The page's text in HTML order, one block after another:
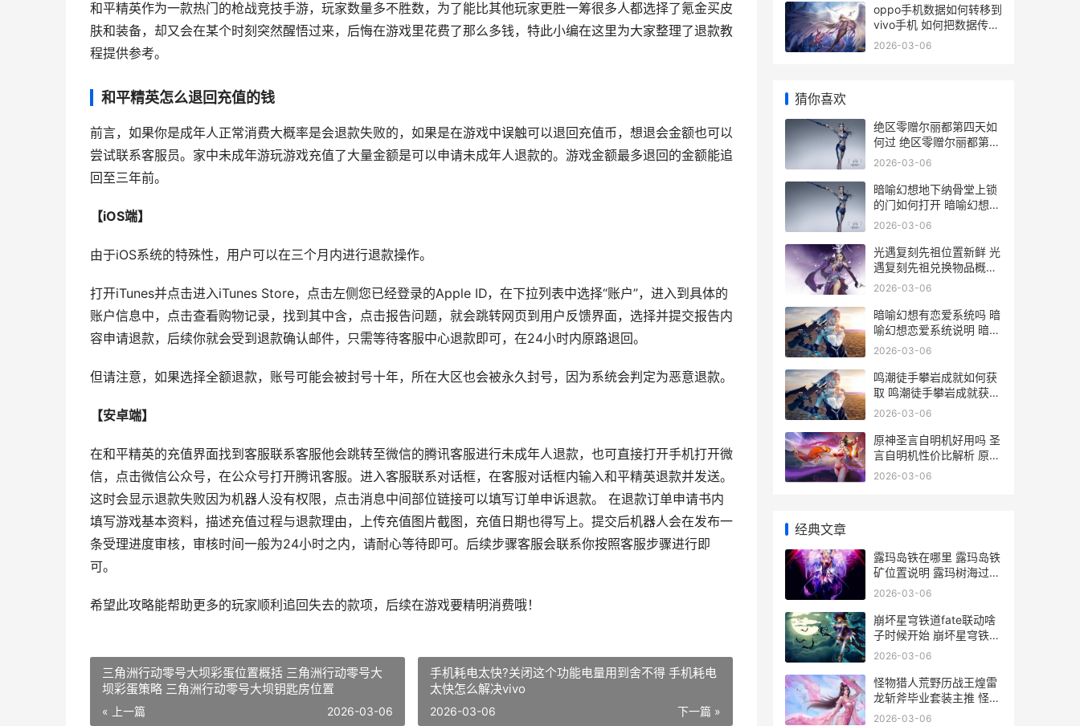
和平精英作为一款热门的枪战竞技手游，玩家数量多不胜数，为了能比其他玩家更胜一筹很多人都选择了氪金买皮
肤和装备，却又会在某个时刻突然醒悟过来，后悔在游戏里花费了那么多钱，特此小编在这里为大家整理了退款教
程提供参考。
和平精英怎么退回充值的钱
前言，如果你是成年人正常消费大概率是会退款失败的，如果是在游戏中误触可以退回充值币，想退会金额也可以
尝试联系客服员。家中未成年游玩游戏充值了大量金额是可以申请未成年人退款的。游戏金额最多退回的金额能追
回至三年前。
【iOS端】
由于iOS系统的特殊性，用户可以在三个月内进行退款操作。
打开iTunes并点击进入iTunes Store，点击左侧您已经登录的Apple ID，在下拉列表中选择“账户”，进入到具体的
账户信息中，点击查看购物记录，找到其中含，点击报告问题，就会跳转网页到用户反馈界面，选择并提交报告内
容申请退款，后续你就会受到退款确认邮件，只需等待客服中心退款即可，在24小时内原路退回。
但请注意，如果选择全额退款，账号可能会被封号十年，所在大区也会被永久封号，因为系统会判定为恶意退款。
【安卓端】
在和平精英的充值界面找到客服联系客服他会跳转至微信的腾讯客服进行未成年人退款，也可直接打开手机打开微
信，点击微信公众号，在公众号打开腾讯客服。进入客服联系对话框，在客服对话框内输入和平精英退款并发送。
这时会显示退款失败因为机器人没有权限，点击消息中间部位链接可以填写订单申诉退款。 在退款订单申请书内
填写游戏基本资料，描述充值过程与退款理由，上传充值图片截图，充值日期也得写上。提交后机器人会在发布一
条受理进度审核，审核时间一般为24小时之内，请耐心等待即可。后续步骤客服会联系你按照客服步骤进行即
可。
希望此攻略能帮助更多的玩家顺利追回失去的款项，后续在游戏要精明消费哦！
三角洲行动零号大坝彩蛋位置概括 三角洲行动零号大
坝彩蛋策略 三角洲行动零号大坝钥匙房位置
« 上一篇 2026-03-06
手机耗电太快?关闭这个功能电量用到舍不得 手机耗电
太快怎么解决vivo
下一篇 »
2026-03-06
oppo手机数据如何转移到
vivo手机 如何把数据传到
手机上 OPPO手机数据如
2026-03-06
猜你喜欢
绝区零赠尔丽都第四天如
何过 绝区零赠尔丽都第四
天拼图速通策略
2026-03-06
暗喻幻想地下纳骨堂上锁
的门如何打开 暗喻幻想地
下纳骨堂上锁的门打开方
匙
2026-03-06
光遇复刻先祖位置新鲜 光
遇复刻先祖兑换物品概括
光遇复刻先祖位置
2026-03-06
暗喻幻想有恋爱系统吗 暗
喻幻想恋爱系统说明 暗喻
幻想有恋爱吗
2026-03-06
鸣潮徒手攀岩成就如何获
取 鸣潮徒手攀岩成就获取
方式
2026-03-06
原神圣言自明机好用吗 圣
言自明机性价比解析 原神
圣言自明机周期
2026-03-06
经典文章
露玛岛铁在哪里 露玛岛铁
矿位置说明 露玛树海过不
去
2026-03-06
崩坏星穹铁道fate联动啥
子时候开始 崩坏星穹铁道
fate联动人物 崩坏星穹铁
2026-03-06
怪物猎人荒野历战王煌雷
龙斩斧毕业套装主推 怪物
猎人荒野历战王煌雷龙斩
2026-03-06